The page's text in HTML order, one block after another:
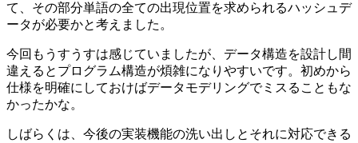
て、その部分単語の全ての出現位置を求められるハッシュデ
ータが必要かと考えました。
今回もうすうすは感じていましたが、データ構造を設計し間
違えるとプログラム構造が煩雑になりやすいです。初めから
仕様を明確にしておけばデータモデリングでミスることもな
かったかな。
しばらくは、今後の実装機能の洗い出しとそれに対応できる